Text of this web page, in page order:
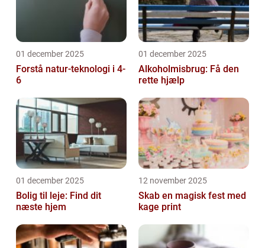
01 december 2025
Forstå natur-teknologi i 4-
6
01 december 2025
Alkoholmisbrug: Få den
rette hjælp
01 december 2025
Bolig til leje: Find dit
næste hjem
12 november 2025
Skab en magisk fest med
kage print